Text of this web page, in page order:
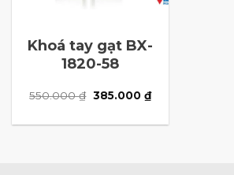
Khoá tay gạt BX-
1820-58
550.000₫ Giá
385.000 ₫Giá